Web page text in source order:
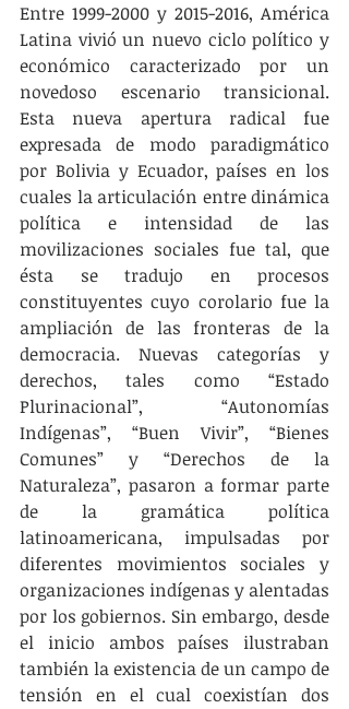
Entre 1999-2000 y 2015-2016, América
Latina vivió un nuevo ciclo político y
económico caracterizado por un
novedoso escenario transicional.
Esta nueva apertura radical fue
expresada de modo paradigmático
por Bolivia y Ecuador, países en los
cuales la articulación entre dinámica
política e intensidad de las
movilizaciones sociales fue tal, que
ésta se tradujo en procesos
constituyentes cuyo corolario fue la
ampliación de las fronteras de la
democracia. Nuevas categorías y
derechos, tales como “Estado
Plurinacional”, “Autonomías
Indígenas”, “Buen Vivir”, “Bienes
Comunes” y “Derechos de la
Naturaleza”, pasaron a formar parte
de la gramática política
latinoamericana, impulsadas por
diferentes movimientos sociales y
organizaciones indígenas y alentadas
por los gobiernos. Sin embargo, desde
el inicio ambos países ilustraban
también la existencia de un campo de
tensión en el cual coexistían dos